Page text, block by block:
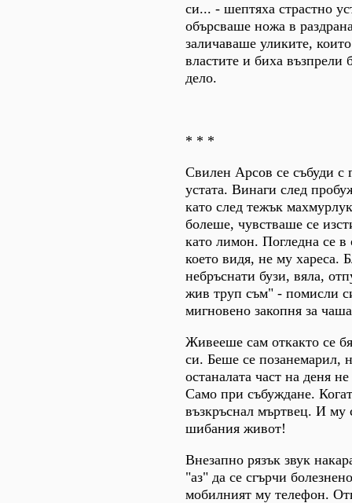
си... - шептяха страстно
обърсваше ножа в
заличаваше уликите,
властите и биха възпрели
дело.
* * *
Свилен Арсов се събуди с
устата. Винаги след
като след тежък
болеше, чувстваше се
като лимон. Погледна се в
което видя, не му хареса.
небръснати бузи, вяла,
жив труп съм" - помисли
мигновено закопня за
Живееше сам откакто се
си. Беше се позанемарил,
останалата част на деня
Само при събуждане.
възкръснал мъртвец. И
шибания живот!
Внезапно рязък звук
"аз" да се сгърчи
мобилният му телефон.